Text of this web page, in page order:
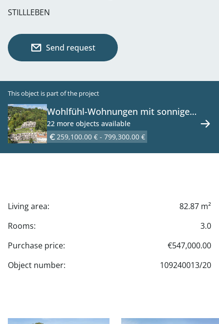
STILLLEBEN
Send request
This object is part of the project
Wohlfühl-Wohnungen mit sonnigen
Freiflächen und Luftwärmepumpe -
zu kaufen in 2391 Kaltenleutgeben
22 more objects available
259,100.00 € - 799,300.00 €
Living area:
82.87 m²
Rooms:
3.0
Purchase price:
€547,000.00
Object number:
109240013/20